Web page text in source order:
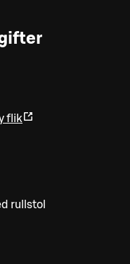
flik
rullstol